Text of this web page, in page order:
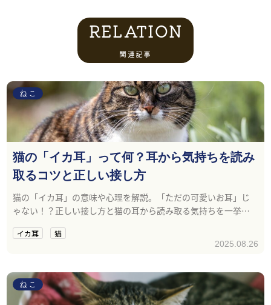
RELATION
関連記事
ねこ
猫の「イカ耳」って何？耳から気持ちを読み
取るコツと正しい接し方
猫の「イカ耳」の意味や心理を解説。「ただの可愛いお耳」じ
ゃない！？正しい接し方と猫の耳から読み取る気持ちを一挙紹
イカ耳 猫
2025.08.26
ねこ